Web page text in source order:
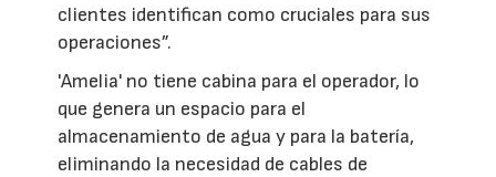
clientes identifican como cruciales para sus
operaciones”.
'Amelia' no tiene cabina para el operador, lo
que genera un espacio para el
almacenamiento de agua y para la batería,
eliminando la necesidad de cables de